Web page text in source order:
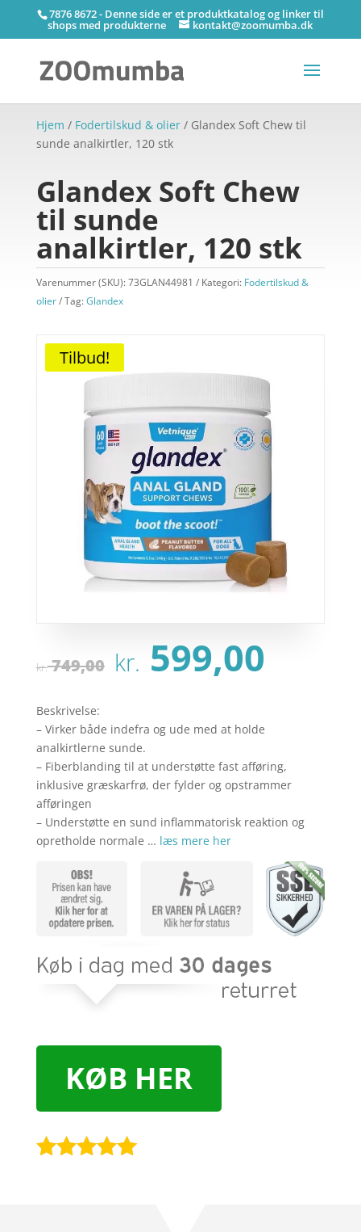
7876 8672 - Denne side er et produktkatalog og linker til
shops med produkterne kontakt@zoomumba.dk
Hjem / Fodertilskud & olier/ Glandex Soft Chew til
sunde analkirtler, 120 stk
Glandex Soft Chew
til sunde
analkirtler, 120 stk
Varenummer (SKU):73GLAN44981 Kategori: Fodertilskud &
olier
Tag:Glandex
Tilbud!
kr.749,00 Den
oprindelige
var:
kr. 749,00.
kr. 599,00
kr.
Beskrivelse:
– Virker både indefra og ude med at holde
analkirtlerne sunde.
– Fiberblanding til at understøtte fast afføring,
inklusive græskarfrø, der fylder og opstrammer
afføringen
– Understøtte en sund inflammatorisk reaktion og
opretholde normale … læs mere her
KØB HER